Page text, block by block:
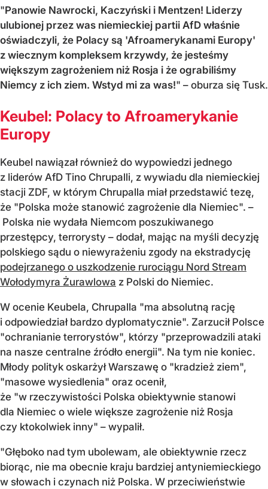
"Panowie Nawrocki, Kaczyński i Mentzen! Liderzy
ulubionej przez was niemieckiej partii AfD właśnie
oświadczyli, że Polacy są 'Afroamerykanami Europy'
z wiecznym kompleksem krzywdy, że jesteśmy
większym zagrożeniem niż Rosja i że ograbiliśmy
Niemcy z ich ziem. Wstyd mi za was!" – oburza się Tusk.
Keubel: Polacy to Afroamerykanie
Europy
Keubel nawiązał również do wypowiedzi jednego
z liderów AfD Tino Chrupalli, z wywiadu dla niemieckiej
stacji ZDF, w którym Chrupalla miał przedstawić tezę,
że "Polska może stanowić zagrożenie dla Niemiec". –
Polska nie wydała Niemcom poszukiwanego
przestępcy, terrorysty – dodał, mając na myśli decyzję
polskiego sądu o niewyrażeniu zgody na ekstradycję
podejrzanego o uszkodzenie rurociągu Nord Stream
Wołodymyra Żurawlowa z Polski do Niemiec.
W ocenie Keubela, Chrupalla "ma absolutną rację
i odpowiedział bardzo dyplomatycznie". Zarzucił Polsce
"ochranianie terrorystów", którzy "przeprowadzili ataki
na nasze centralne źródło energii". Na tym nie koniec.
Młody polityk oskarżył Warszawę o "kradzież ziem",
"masowe wysiedlenia" oraz ocenił,
że "w rzeczywistości Polska obiektywnie stanowi
dla Niemiec o wiele większe zagrożenie niż Rosja
czy ktokolwiek inny" – wypalił.
"Głęboko nad tym ubolewam, ale obiektywnie rzecz
biorąc, nie ma obecnie kraju bardziej antyniemieckiego
w słowach i czynach niż Polska. W przeciwieństwie